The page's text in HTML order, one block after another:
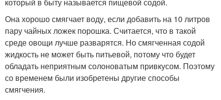
Она хорошо смягчает воду, если добавить на 10 литров
пару чайных ложек порошка. Считается, что в такой
среде овощи лучше разварятся. Но смягченная содой
жидкость не может быть питьевой, потому что будет
обладать неприятным солоноватым привкусом. Поэтому
со временем были изобретены другие способы
смягчения.